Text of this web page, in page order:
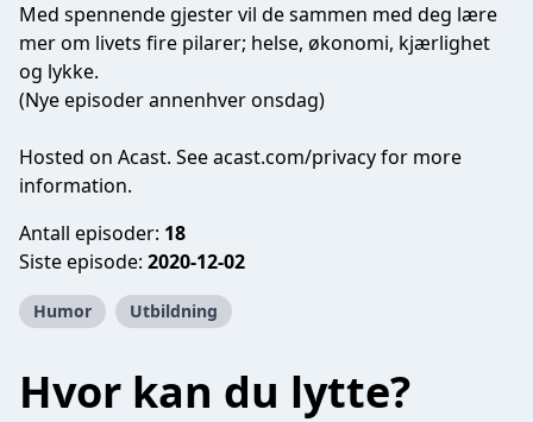
Med spennende gjester vil de sammen med deg lære
mer om livets fire pilarer; helse, økonomi, kjærlighet
og lykke.
(Nye episoder annenhver onsdag)
Hosted on Acast. Seeacast.com/privacyfor more
information.
Antall episoder: 18
Siste episode: 2020-12-02
Humor Utbildning
Hvor kan du lytte?